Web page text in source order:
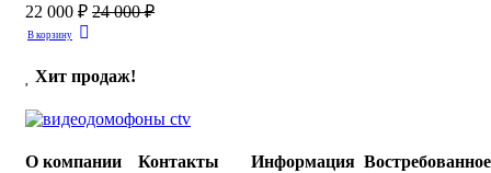
22 000 ₽ 24 000 ₽
В корзину
Хит продаж!
О компании Контакты Информация Востребованное